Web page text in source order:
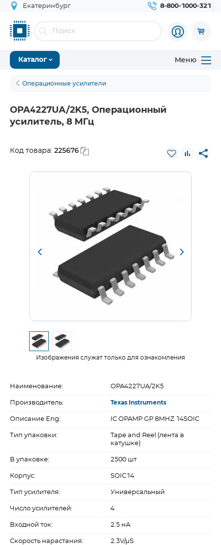
Екатеринбург 8-800-1000-321
Каталог Меню
Операционные усилители
OPA4227UA/2K5, Операционный
усилитель, 8 МГц
Код товара: 225676
Изображения служат только для ознакомления
Наименование: OPA4227UA/2K5
Производитель: Texas Instruments
Описание Eng: IC OPAMP GP 8MHZ 14SOIC
Тип упаковки:
Tape and Reel (лента в
катушке)
В упаковке: 2500 шт
Корпус: SOIC14
Тип усилителя: Универсальный
Число усилителей: 4
Входной ток: 2.5 нА
Скорость нарастания: 2.3V/µS